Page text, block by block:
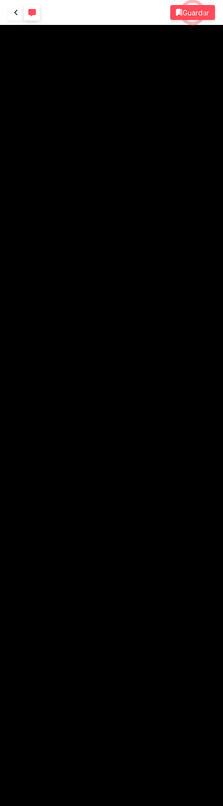
Guardar